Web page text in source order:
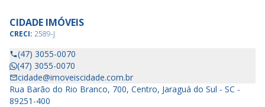
CIDADE IMÓVEIS
CRECI: 2589-J
(47) 3055-0070
(47) 3055-0070
cidade@imoveiscidade.com.br
Rua Barão do Rio Branco, 700, Centro, Jaraguá do Sul - SC -
89251-400